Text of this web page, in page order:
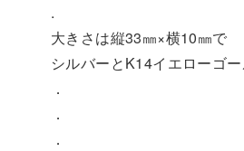
.
大きさは縦33㎜×横10㎜で
シルバーとK14イエローゴ
．
．
．